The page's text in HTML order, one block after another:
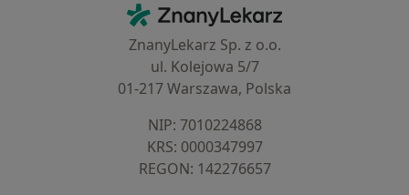
ZnanyLekarz - Strona główna
ZnanyLekarz Sp. z o.o.
ul. Kolejowa 5/7
01-217 Warszawa, Polska
NIP: ⁠7010224868
KRS: ⁠0000347997
REGON: ⁠142276657